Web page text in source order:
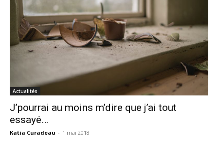
Actualités
J’pourrai au moins m’dire que j’ai tout
essayé…
Katia Curadeau - 1 mai 2018